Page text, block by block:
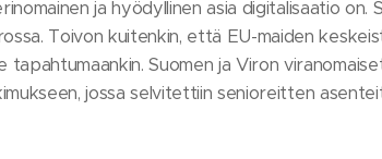
ja hyödyllinen asia digitalisaatio on.
Toivon kuitenkin, että EU-maiden
Suomen ja Viron
jossa selvitettiin senioreitten